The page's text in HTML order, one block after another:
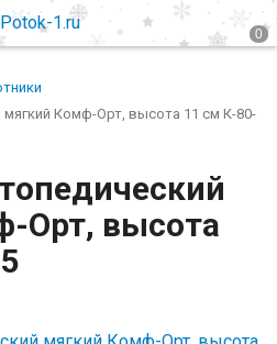
мягкий Комф-Орт, высота 11 см К-80-
Орт, высота